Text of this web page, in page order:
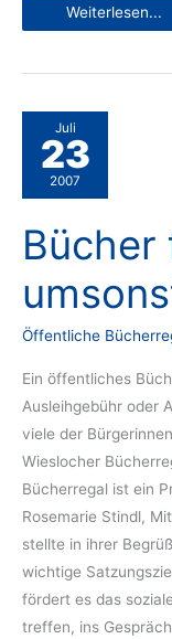
Wiesloch
Weiterlesen...
Juli
23
2007
Bücher
Öffentliche
Ein öffentliches
Ausleihgebühr oder
viele der
Wieslocher
Bücherregal ist ein
Rosemarie Stindl,
stellte in ihrer
wichtige
fördert es das
treffen, ins